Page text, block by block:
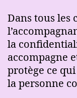
Dans tous les
la
accompagne
protège ce
la personne